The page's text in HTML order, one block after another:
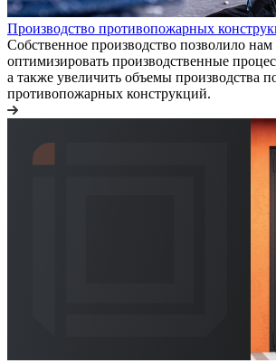
Производство противопожарных
Собственное производство позволило
оптимизировать производственные
а также увеличить объемы производства
противопожарных конструкций.